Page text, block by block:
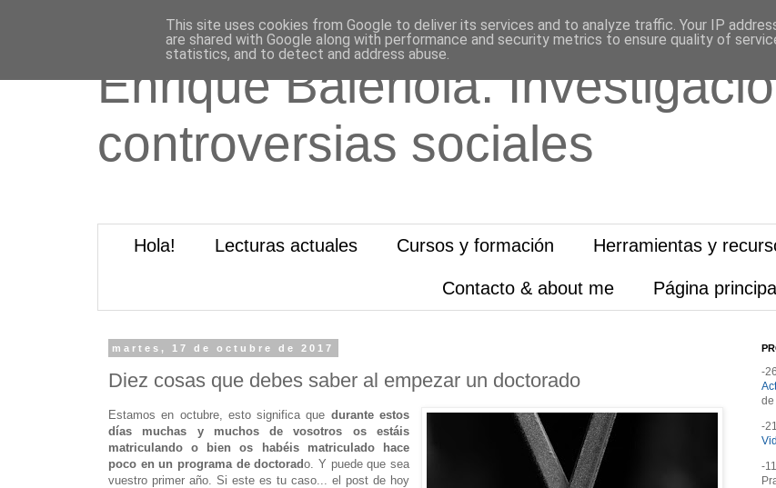
Enrique Baleriola.
controversias sociales
Hola! Lecturas actuales Cursos y formación Herramientas y
Contacto & about me Página principal
martes, 17 de octubre de 2017
Diez cosas que debes saber al empezar un doctorado
Estamos en octubre, esto significa que durante estos
días muchas y muchos de vosotros os estáis
matriculando o bien os habéis matriculado hace
poco en un programa de doctorado. Y puede que sea
vuestro primer año. Si este es tu caso... el post de hoy
-
de
-
-
This site uses cookies from Google to deliver its services and to analyze traffic. Your IP
are shared with Google along with performance and security metrics to ensure quality of
statistics, and to detect and address abuse.